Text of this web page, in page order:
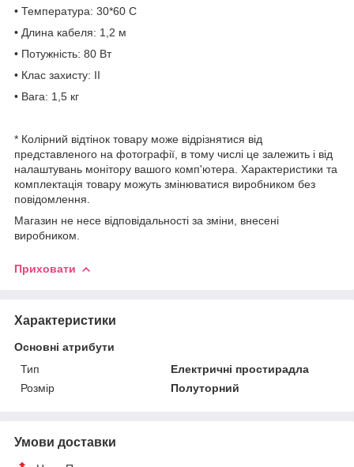
• Температура: 30*60 С
• Длина кабеля: 1,2 м
• Потужність: 80 Вт
• Клас захисту: ІІ
• Вага: 1,5 кг
* Колірний відтінок товару може відрізнятися від
представленого на фотографії, в тому числі це залежить і від
налаштувань монітору вашого комп'ютера. Характеристики та
комплектація товару можуть змінюватися виробником без
повідомлення.
Магазин не несе відповідальності за зміни, внесені
виробником.
Приховати
Характеристики
Основні атрибути
Тип
Електричні простирадла
Розмір
Полуторний
Умови доставки